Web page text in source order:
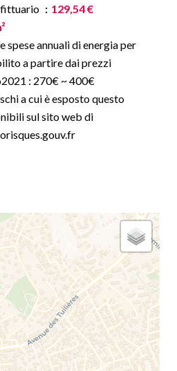
129,54 €
annuali di energia per
a partire dai prezzi
: 270€ ~ 400€
a cui è esposto questo
sul sito web di